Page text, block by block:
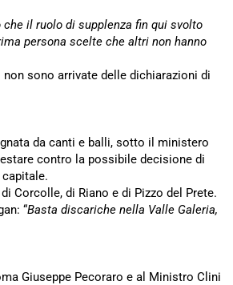
il ruolo di supplenza fin qui svolto
persona scelte che altri non hanno
sono arrivate delle dichiarazioni di
da canti e balli, sotto il ministero
contro la possibile decisione di
Corcolle, di Riano e di Pizzo del Prete.
“Basta discariche nella Valle Galeria,
Giuseppe Pecoraro e al Ministro Clini